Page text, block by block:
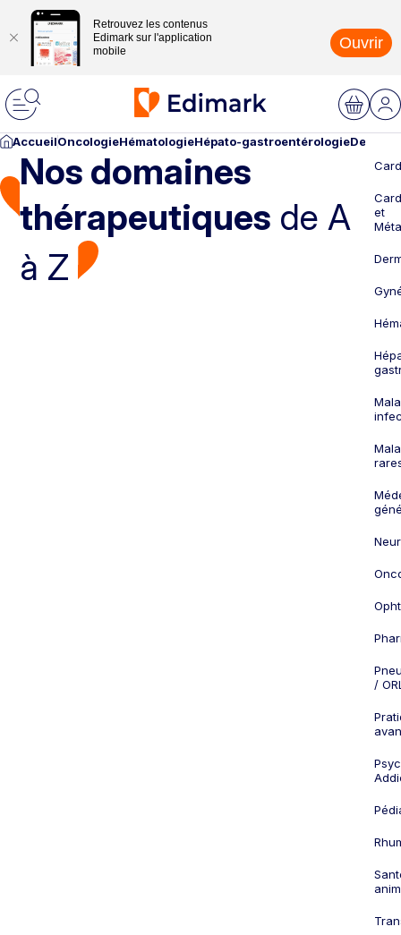
Retrouvez les contenus
Edimark sur l'application
mobile
Ouvrir
AccueilOncologieHématologieHépato-gastroentérologie
Nos domaines
thérapeutiques de A
à Z
et
/